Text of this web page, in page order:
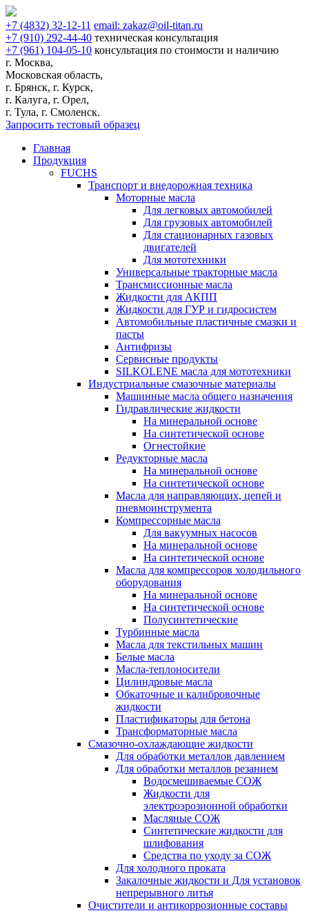
+7 (4832) 32-12-11 email: zakaz@oil-titan.ru
+7 (910) 292-44-40 техническая консультация
+7 (961) 104-05-10 консультация по стоимости и наличию
г. Москва,
Московская область,
г. Брянск, г. Курск,
г. Калуга, г. Орел,
г. Тула, г. Смоленск.
Запросить тестовый образец
Главная
Продукция
FUCHS
Транспорт и внедорожная техника
Моторные масла
Для легковых автомобилей
Для грузовых автомобилей
Для стационарных газовых
двигателей
Для мототехники
Универсальные тракторные масла
Трансмиссионные масла
Жидкости для АКПП
Жидкости для ГУР и гидросистем
Автомобильные пластичные смазки и
пасты
Антифризы
Сервисные продукты
SILKOLENE масла для мототехники
Индустриальные смазочные материалы
Машинные масла общего назначения
Гидравлические жидкости
На минеральной основе
На синтетической основе
Огнестойкие
Редукторные масла
На минеральной основе
На синтетической основе
Масла для направляющих, цепей и
пневмоинструмента
Компрессорные масла
Для вакуумных насосов
На минеральной основе
На синтетической основе
Масла для компрессоров холодильного
оборудования
На минеральной основе
На синтетической основе
Полусинтетические
Турбинные масла
Масла для текстильных машин
Белые масла
Масла-теплоносители
Цилиндровые масла
Обкаточные и калибровочные
жидкости
Пластификаторы для бетона
Трансформаторные масла
Смазочно-охлаждающие жидкости
Для обработки металлов давлением
Для обработки металлов резанием
Водосмешиваемые СОЖ
Жидкости для
электроэрозионной обработки
Масляные СОЖ
Синтетические жидкости для
шлифования
Средства по уходу за СОЖ
Для холодного проката
Закалочные жидкости и Для установок
непрерывного литья
Очистители и антикоррозионные составы